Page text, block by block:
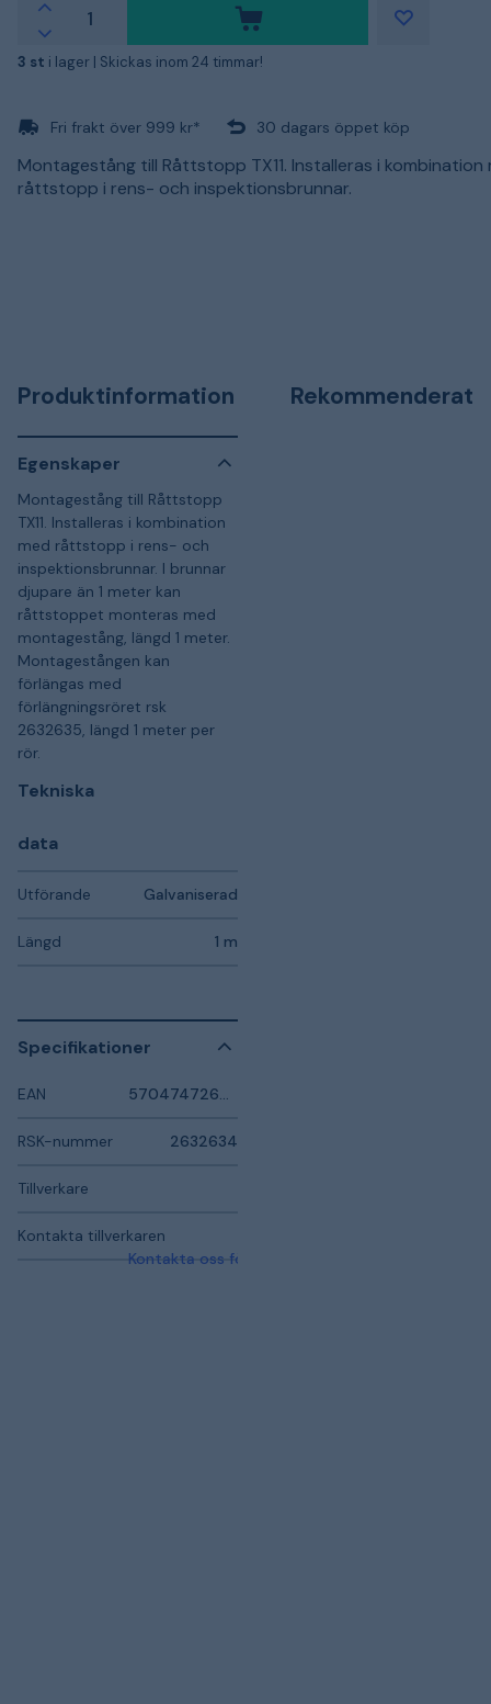
3 st i lager | Skickas inom 24 timmar!
Fri frakt över 999 kr* 30 dagars öppet köp
Montagestång till Råttstopp TX11. Installeras i kombination
råttstopp i rens- och inspektionsbrunnar.
Produktinformation
Egenskaper
Montagestång till Råttstopp
TX11. Installeras i kombination
med råttstopp i rens- och
inspektionsbrunnar. I brunnar
djupare än 1 meter kan
råttstoppet monteras med
montagestång, längd 1 meter.
Montagestången kan
förlängas med
förlängningsröret rsk
2632635, längd 1 meter per
rör.
Tekniska
data
Utförande Galvaniserad
Längd 1 m
Specifikationer
EAN 5704747265283
RSK-nummer 2632634
Tillverkare
Kontakta tillverkaren
Kontakta oss för mer information
Rekommenderat